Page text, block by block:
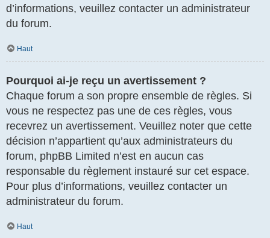
d’informations, veuillez contacter un administrateur
du forum.
Haut
Pourquoi ai-je reçu un avertissement ?
Chaque forum a son propre ensemble de règles. Si
vous ne respectez pas une de ces règles, vous
recevrez un avertissement. Veuillez noter que cette
décision n’appartient qu’aux administrateurs du
forum, phpBB Limited n’est en aucun cas
responsable du règlement instauré sur cet espace.
Pour plus d’informations, veuillez contacter un
administrateur du forum.
Haut